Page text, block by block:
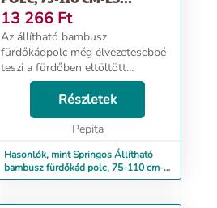
KÁDPOLC
13 266 Ft
Az állítható bambusz
fürdőkádpolc még élvezetesebbé
teszi a fürdőben eltöltött
pillanatokat. Az általunk kínált 75-
110 cm tartományban állítható
polc, természetes anyagból
készült, lakkozott felülette...
Részletek
Pepita
Hasonlók, mint Springos Állítható
bambusz fürdőkád polc, 75-110 cm-
es kádpolc